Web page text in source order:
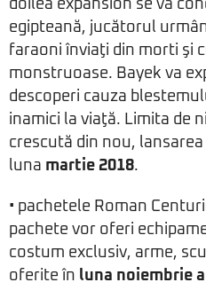
doilea expansion se va
egipteană, jucătorul
faraoni înviaţi din morti şi
monstruoase. Bayek va
descoperi cauza
inamici la viaţă. Limita de
crescută din nou,
luna martie 2018.
• pachetele Roman
pachete vor oferi
costum exclusiv, arme,
oferite în luna noiembrie